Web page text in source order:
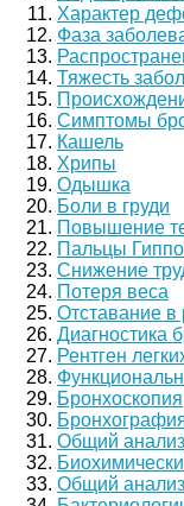
Характер
Фаза
Тяжесть
Симптомы
Кашель
Хрипы
Одышка
Боли в груди
Повышение
Пальцы
Снижение
Потеря веса
Отставание в
Диагностика
Рентген
Бронхоскопия
Общий
Общий